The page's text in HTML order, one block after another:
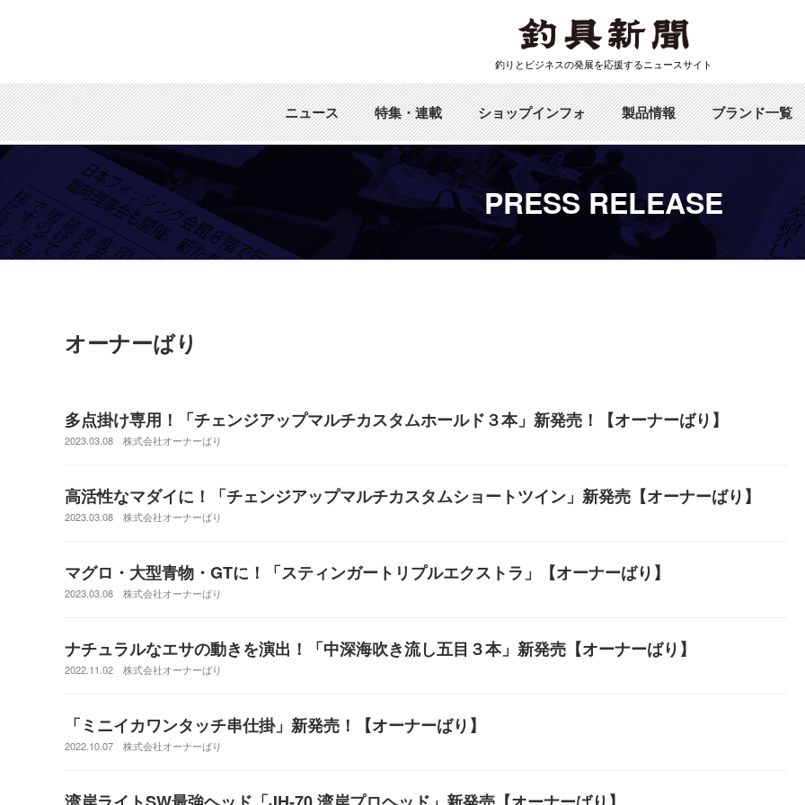
釣りとビジネスの発展を応援するニュースサイト
ニュース 特集・連載 ショップインフォ 製品情報 ブランド一覧
PRESS RELEASE
オーナーばり
多点掛け専用！「チェンジアップマルチカスタムホールド３本」新発売！【オーナーばり】
2023.03.08 株式会社オーナーばり
高活性なマダイに！「チェンジアップマルチカスタムショートツイン」新発売【オーナーばり】
2023.03.08 株式会社オーナーばり
マグロ・大型青物・GTに！「スティンガートリプルエクストラ」【オーナーばり】
2023.03.08 株式会社オーナーばり
ナチュラルなエサの動きを演出！「中深海吹き流し五目３本」新発売【オーナーばり】
2022.11.02 株式会社オーナーばり
「ミニイカワンタッチ串仕掛」新発売！【オーナーばり】
2022.10.07 株式会社オーナーばり